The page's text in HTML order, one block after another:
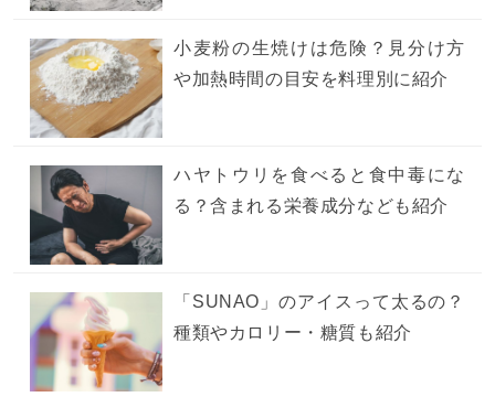
小麦粉の生焼けは危険？見分け方
や加熱時間の目安を料理別に紹介
ハヤトウリを食べると食中毒にな
る？含まれる栄養成分なども紹介
「SUNAO」のアイスって太るの？
種類やカロリー・糖質も紹介